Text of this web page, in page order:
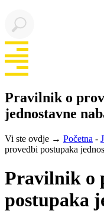
Pravilnik o
jednostavne
Vi ste ovdje → Početna -
provedbi postupaka
Pravilnik o
postupaka